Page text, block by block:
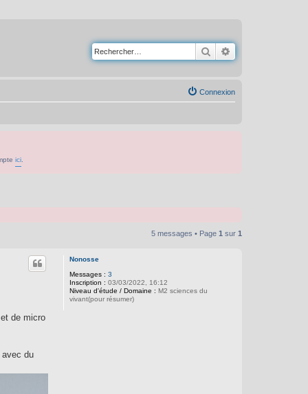
Rechercher
Connexion
ici
5 messages • Page 1 sur 1
Nonosse
Messages : 3
Inscription : 03/03/2022, 16:12
Niveau d'étude / Domaine : M2 sciences du
vivant(pour résumer)
de micro
du